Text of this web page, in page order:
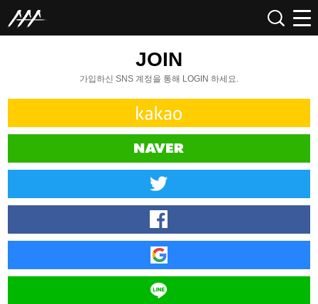
JOIN
가입하신 SNS 계정을 통해 LOGIN 하세요.